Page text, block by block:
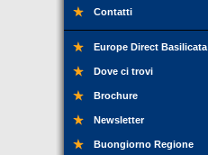
Contatti
Europe Direct Basilicata
Dove ci trovi
Brochure
Newsletter
Buongiorno Regione